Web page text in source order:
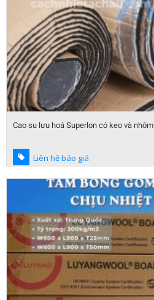
Cao su lưu hoá Superlon có keo và nhôm
Liên hệ báo giá